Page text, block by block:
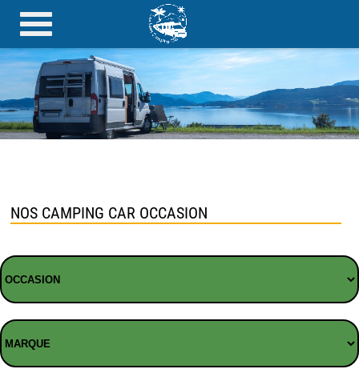
NOS CAMPING CAR OCCASION